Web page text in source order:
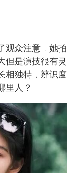
众注意，她拍
但是演技很有灵
相独特，辨识度
里人？